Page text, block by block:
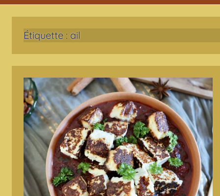
Étiquette : ail